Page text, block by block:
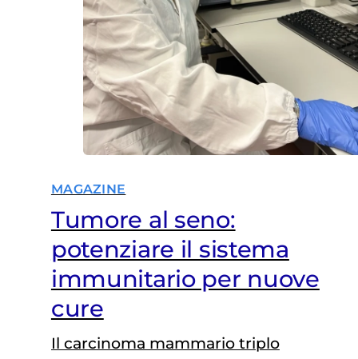
MAGAZINE
Tumore al seno:
potenziare il sistema
immunitario per nuove
cure
Il carcinoma mammario triplo